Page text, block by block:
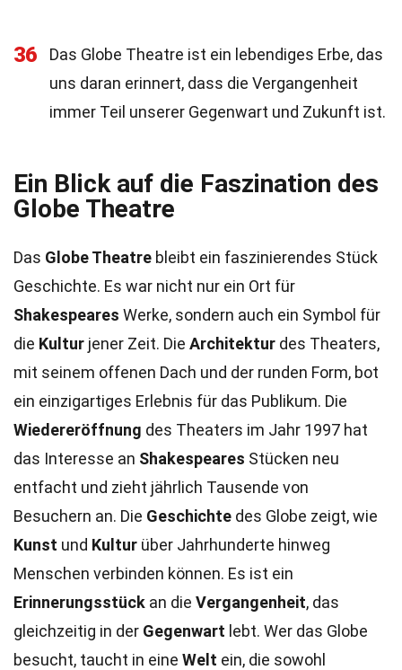
36
Das Globe Theatre ist ein lebendiges Erbe, das
uns daran erinnert, dass die Vergangenheit
immer Teil unserer Gegenwart und Zukunft ist.
Ein Blick auf die Faszination des
Globe Theatre
Das Globe Theatre bleibt ein faszinierendes Stück
Geschichte. Es war nicht nur ein Ort für
Shakespeares Werke, sondern auch ein Symbol für
die Kultur jener Zeit. Die Architektur des Theaters,
mit seinem offenen Dach und der runden Form, bot
ein einzigartiges Erlebnis für das Publikum. Die
Wiedereröffnung des Theaters im Jahr 1997 hat
das Interesse an Shakespeares Stücken neu
entfacht und zieht jährlich Tausende von
Besuchern an. Die Geschichte des Globe zeigt, wie
Kunst und Kultur über Jahrhunderte hinweg
Menschen verbinden können. Es ist ein
Erinnerungsstück an die Vergangenheit, das
gleichzeitig in der Gegenwart lebt. Wer das Globe
besucht, taucht in eine Welt ein, die sowohl